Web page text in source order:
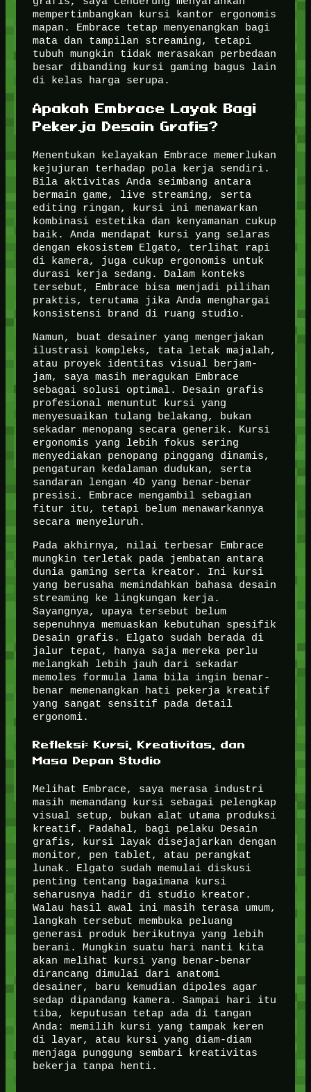
mempertimbangkan kursi kantor ergonomis
mapan. Embrace tetap menyenangkan bagi
mata dan tampilan streaming, tetapi
tubuh mungkin tidak merasakan perbedaan
besar dibanding kursi gaming bagus lain
di kelas harga serupa.
Apakah Embrace Layak Bagi
Pekerja Desain Grafis?
Menentukan kelayakan Embrace memerlukan
kejujuran terhadap pola kerja sendiri.
Bila aktivitas Anda seimbang antara
bermain game, live streaming, serta
editing ringan, kursi ini menawarkan
kombinasi estetika dan kenyamanan cukup
baik. Anda mendapat kursi yang selaras
dengan ekosistem Elgato, terlihat rapi
di kamera, juga cukup ergonomis untuk
durasi kerja sedang. Dalam konteks
tersebut, Embrace bisa menjadi pilihan
praktis, terutama jika Anda menghargai
konsistensi brand di ruang studio.
Namun, buat desainer yang mengerjakan
ilustrasi kompleks, tata letak majalah,
atau proyek identitas visual berjam-
jam, saya masih meragukan Embrace
sebagai solusi optimal. Desain grafis
profesional menuntut kursi yang
menyesuaikan tulang belakang, bukan
sekadar menopang secara generik. Kursi
ergonomis yang lebih fokus sering
menyediakan penopang pinggang dinamis,
pengaturan kedalaman dudukan, serta
sandaran lengan 4D yang benar-benar
presisi. Embrace mengambil sebagian
fitur itu, tetapi belum menawarkannya
secara menyeluruh.
Pada akhirnya, nilai terbesar Embrace
mungkin terletak pada jembatan antara
dunia gaming serta kreator. Ini kursi
yang berusaha memindahkan bahasa desain
streaming ke lingkungan kerja.
Sayangnya, upaya tersebut belum
sepenuhnya memuaskan kebutuhan spesifik
Desain grafis. Elgato sudah berada di
jalur tepat, hanya saja mereka perlu
melangkah lebih jauh dari sekadar
memoles formula lama bila ingin benar-
benar memenangkan hati pekerja kreatif
yang sangat sensitif pada detail
ergonomi.
Refleksi: Kursi, Kreativitas, dan
Masa Depan Studio
Melihat Embrace, saya merasa industri
masih memandang kursi sebagai pelengkap
visual setup, bukan alat utama produksi
kreatif. Padahal, bagi pelaku Desain
grafis, kursi layak disejajarkan dengan
monitor, pen tablet, atau perangkat
lunak. Elgato sudah memulai diskusi
penting tentang bagaimana kursi
seharusnya hadir di studio kreator.
Walau hasil awal ini masih terasa umum,
langkah tersebut membuka peluang
generasi produk berikutnya yang lebih
berani. Mungkin suatu hari nanti kita
akan melihat kursi yang benar-benar
dirancang dimulai dari anatomi
desainer, baru kemudian dipoles agar
sedap dipandang kamera. Sampai hari itu
tiba, keputusan tetap ada di tangan
Anda: memilih kursi yang tampak keren
di layar, atau kursi yang diam-diam
menjaga punggung sembari kreativitas
bekerja tanpa henti.